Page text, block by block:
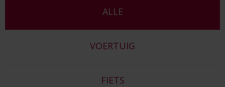
ALLE
VOERTUIG
FIETS